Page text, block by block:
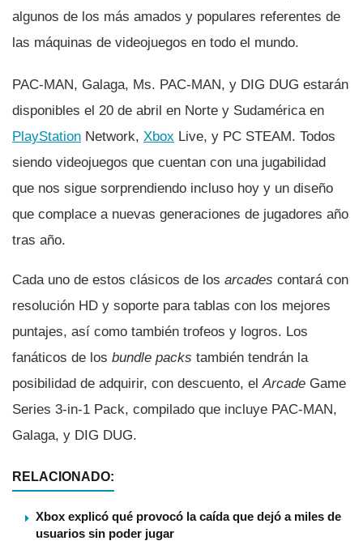
algunos de los más amados y populares referentes de
las máquinas de videojuegos en todo el mundo.
PAC-MAN, Galaga, Ms. PAC-MAN, y DIG DUG estarán
disponibles el 20 de abril en Norte y Sudamérica en
PlayStation Network, Xbox Live, y PC STEAM. Todos
siendo videojuegos que cuentan con una jugabilidad
que nos sigue sorprendiendo incluso hoy y un diseño
que complace a nuevas generaciones de jugadores año
tras año.
Cada uno de estos clásicos de los arcades contará con
resolución HD y soporte para tablas con los mejores
puntajes, así­ como también trofeos y logros. Los
fanáticos de los bundle packs también tendrán la
posibilidad de adquirir, con descuento, el Arcade Game
Series 3-in-1 Pack, compilado que incluye PAC-MAN,
Galaga, y DIG DUG.
RELACIONADO:
Xbox explicó qué provocó la caída que dejó a miles de
usuarios sin poder jugar